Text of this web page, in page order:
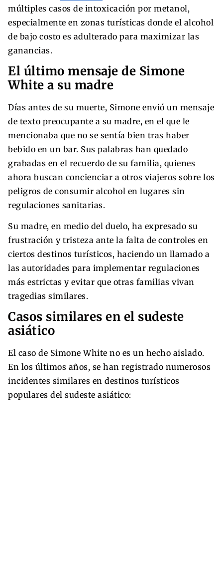
múltiples casos de intoxicación por metanol,
especialmente en zonas turísticas donde el alcohol
de bajo costo es adulterado para maximizar las
ganancias.
El último mensaje de Simone
White a su madre
Días antes de su muerte, Simone envió un mensaje
de texto preocupante a su madre, en el que le
mencionaba que no se sentía bien tras haber
bebido en un bar. Sus palabras han quedado
grabadas en el recuerdo de su familia, quienes
ahora buscan concienciar a otros viajeros sobre los
peligros de consumir alcohol en lugares sin
regulaciones sanitarias.
Su madre, en medio del duelo, ha expresado su
frustración y tristeza ante la falta de controles en
ciertos destinos turísticos, haciendo un llamado a
las autoridades para implementar regulaciones
más estrictas y evitar que otras familias vivan
tragedias similares.
Casos similares en el sudeste
asiático
El caso de Simone White no es un hecho aislado.
En los últimos años, se han registrado numerosos
incidentes similares en destinos turísticos
populares del sudeste asiático: